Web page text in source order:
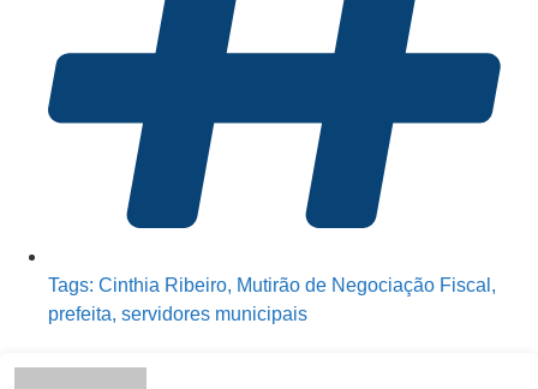
Tags: Cinthia Ribeiro, Mutirão de Negociação Fiscal ,
prefeita, servidores municipais